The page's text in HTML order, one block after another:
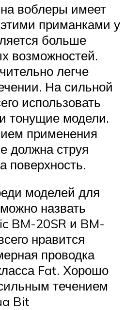
воблеры имеет
приманками у
больше
возможностей.
легче
На сильной
использовать
тонущие модели.
применения
должна струя
поверхность.
моделей для
назвать
BM-20SR и BM-
нравится
проводка
Fat. Хорошо
течением
Bit